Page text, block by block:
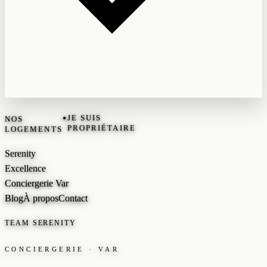
NOS
LOGEMENTS
•JE SUIS
PROPRIÉTAIRE
Serenity
Excellence
Conciergerie Var
BlogÀ proposContact
TEAM SERENITY
CONCIERGERIE · VAR